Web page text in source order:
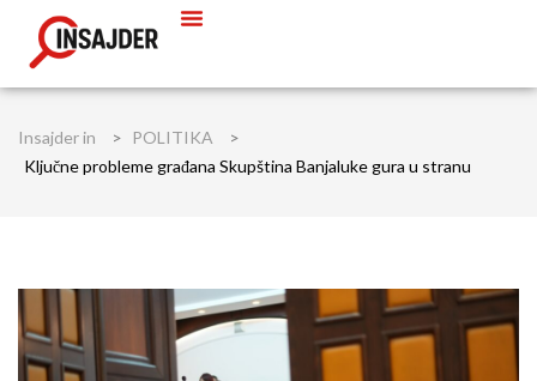
Insajder in > POLITIKA
>
Ključne probleme građana Skupština Banjaluke gura u stranu